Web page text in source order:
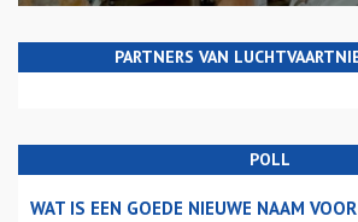
PARTNERS VAN
POLL
WAT IS EEN GOEDE NIEUWE NAAM